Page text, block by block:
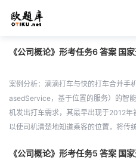
《公司概论》形考任务6 答案 国
案例分析：滴滴打车与快的打车合并手
asedService，基于位置的服务）的智
机发出打车需求，其最早出现于2012
以使司机清楚地知道乘客的位置，将传
《公司概论》形考任务5 答案 国